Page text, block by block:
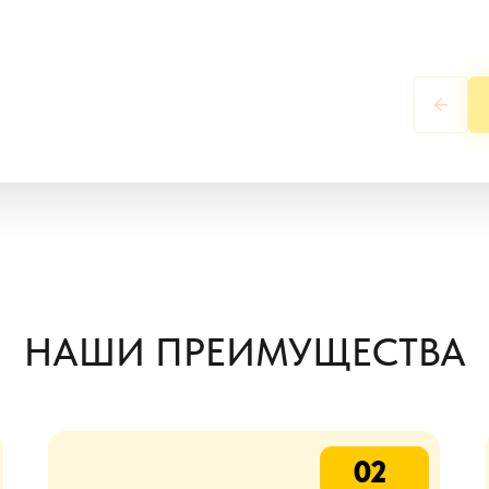
НАШИ ПРЕИМУЩЕСТВА
02